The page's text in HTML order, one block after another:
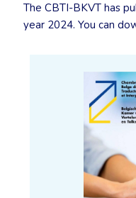
The CBTI-BKVT has
year 2024. You can